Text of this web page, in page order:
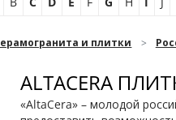
и плитки
ALTACERA
«AltaСera» – молодой